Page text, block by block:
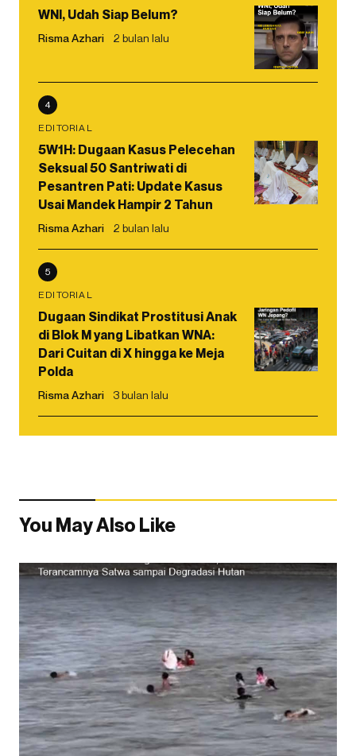
WNI, Udah Siap Belum?
Risma Azhari 2 bulan lalu
4
EDITORIAL
5W1H: Dugaan Kasus Pelecehan
Seksual 50 Santriwati di
Pesantren Pati: Update Kasus
Usai Mandek Hampir 2 Tahun
Risma Azhari 2 bulan lalu
5
EDITORIAL
Dugaan Sindikat Prostitusi Anak
di Blok M yang Libatkan WNA:
Dari Cuitan di X hingga ke Meja
Polda
Risma Azhari 3 bulan lalu
You May Also Like